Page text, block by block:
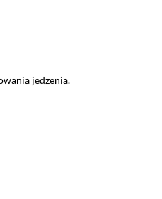
jedzenia.
godzisz się, by
zewnętrznych na